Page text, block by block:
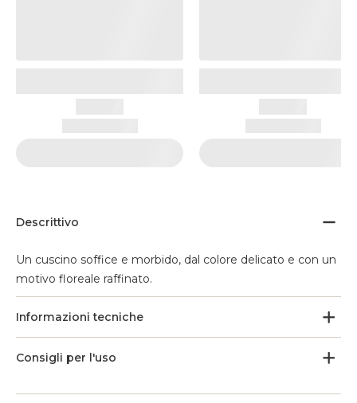
Descrittivo
Un cuscino soffice e morbido, dal colore delicato e con un
motivo floreale raffinato.
Informazioni tecniche
Consigli per l'uso